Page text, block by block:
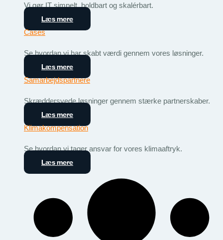
Vi gør IT simpelt, holdbart og skalérbart.
Læs mere
Cases
Se hvordan vi har skabt værdi gennem vores løsninger.
Læs mere
Samarbejdspartnere
Skræddersyede løsninger gennem stærke partnerskaber.
Læs mere
Klimakompensation
Se hvordan vi tager ansvar for vores klimaaftryk.
Læs mere